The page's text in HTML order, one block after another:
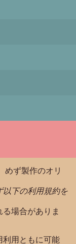
めず製作のオリ
以下の利用規約を
場合がありま
利用ともに可能